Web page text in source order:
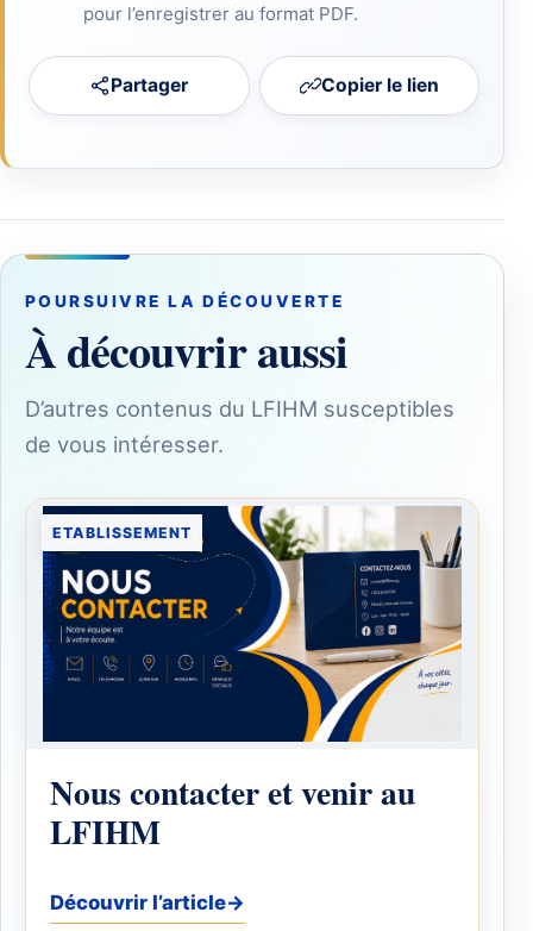
pour l’enregistrer au format PDF.
Partager Copier le lien
POURSUIVRE LA DÉCOUVERTE
À découvrir aussi
D’autres contenus du LFIHM susceptibles
de vous intéresser.
ETABLISSEMENT
Nous contacter et venir au
LFIHM
Découvrir l’article→